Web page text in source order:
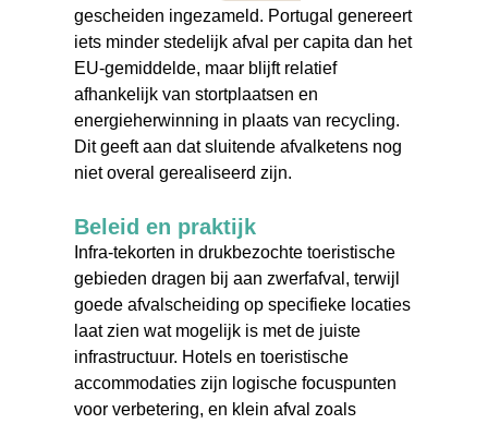
gescheiden ingezameld. Portugal genereert
iets minder stedelijk afval per capita dan het
EU-gemiddelde, maar blijft relatief
afhankelijk van stortplaatsen en
energieherwinning in plaats van recycling.
Dit geeft aan dat sluitende afvalketens nog
niet overal gerealiseerd zijn.
Beleid en praktijk
Infra‑tekorten in drukbezochte toeristische
gebieden dragen bij aan zwerfafval, terwijl
goede afvalscheiding op specifieke locaties
laat zien wat mogelijk is met de juiste
infrastructuur. Hotels en toeristische
accommodaties zijn logische focuspunten
voor verbetering, en klein afval zoals